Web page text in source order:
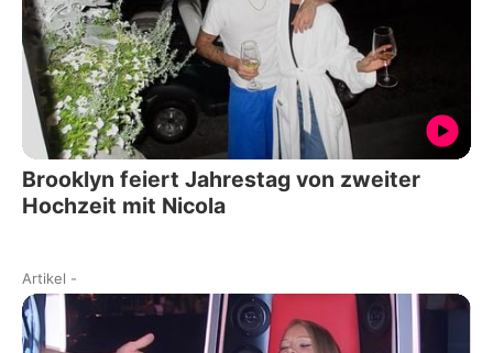
Brooklyn feiert Jahrestag von zweiter
Hochzeit mit Nicola
Artikel -